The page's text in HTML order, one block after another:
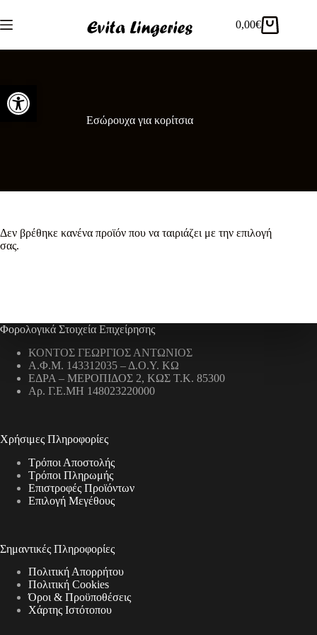
Ανοίξτε τη γραμμή εργαλείων
στο
περιεχόμενο
Καλάθι
0,00€
Εσώρουχα για κορίτσια
Δεν βρέθηκε κανένα προϊόν που να ταιριάζει με την επιλογή
σας.
Φορολογικά Στοιχεία Επιχείρησης
ΚΟΝΤΟΣ ΓΕΩΡΓΙΟΣ ΑΝΤΩΝΙΟΣ
Α.Φ.Μ. 143312035 – Δ.Ο.Υ. ΚΩ
ΕΔΡΑ – ΜΕΡΟΠΙΔΟΣ 2, ΚΩΣ Τ.Κ. 85300
Αρ. Γ.Ε.ΜΗ 148023220000
Χρήσιμες Πληροφορίες
Τρόποι Αποστολής
Τρόποι Πληρωμής
Επιστροφές Προϊόντων
Επιλογή Μεγέθους
Σημαντικές Πληροφορίες
Πολιτική Απορρήτου
Πολιτική Cookies
Όροι & Προϋποθέσεις
Χάρτης Ιστότοπου